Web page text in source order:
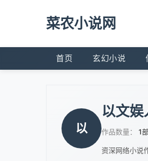
菜农小说网
首页 玄幻小说
以
以文娱
作品数量： 1
资深网络小说